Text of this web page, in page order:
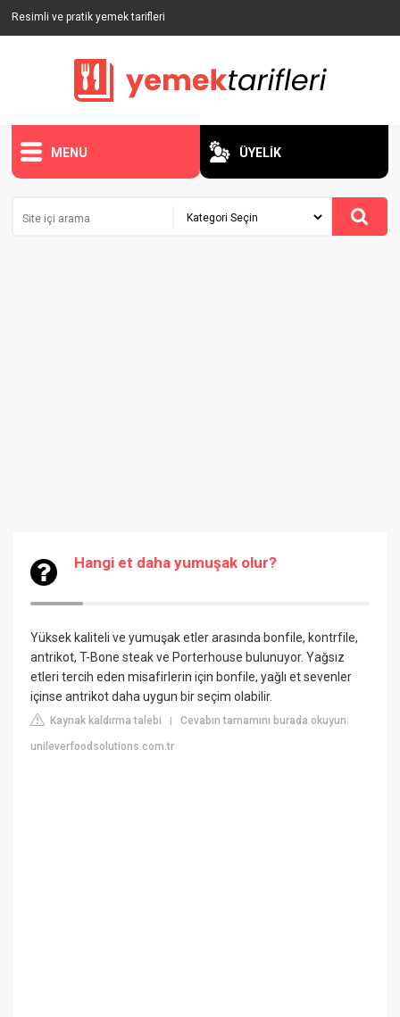
Resimli ve pratik yemek tarifleri
MENU ÜYELİK
Hangi et daha yumuşak olur?
Yüksek kaliteli ve yumuşak etler arasında bonfile, kontrfile,
antrikot, T-Bone steak ve Porterhouse bulunuyor. Yağsız
etleri tercih eden misafirlerin için bonfile, yağlı et sevenler
içinse antrikot daha uygun bir seçim olabilir.
Kaynak kaldırma talebi |Cevabın tamamını burada okuyun:
unileverfoodsolutions.com.tr